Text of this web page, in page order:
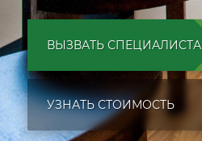
ВЫЗВАТЬ СПЕЦИАЛИСТА
УЗНАТЬ СТОИМОСТЬ